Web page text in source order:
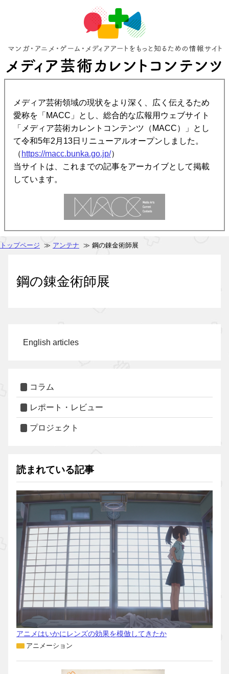
メディア芸術領域の現状をより深く、広く伝えるため
愛称を「MACC」とし、総合的な広報用ウェブサイト
「メディア芸術カレントコンテンツ（MACC）」とし
て令和5年2月13日リニューアルオープンしました。
（ https://macc.bunka.go.jp/）
当サイトは、これまでの記事をアーカイブとして掲載
しています。
トップページ ≫ アンテナ ≫ 鋼の錬金術師展
鋼の錬金術師展
English articles
コラム
レポート・レビュー
プロジェクト
読まれている記事
アニメはいかにレンズの効果を模倣してきたか
アニメーション